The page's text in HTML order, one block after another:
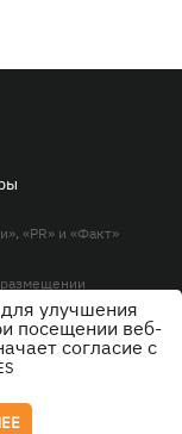
«PR» и «Факт»
улучшения
посещении веб-
согласие с